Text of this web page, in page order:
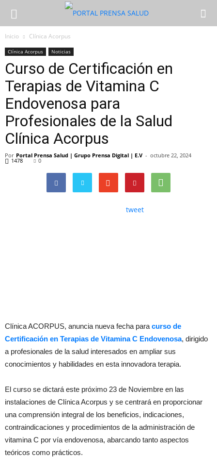
Inicio Clínica Acorpus
Clínica Acorpus Noticias
Curso de Certificación en
Terapias de Vitamina C
Endovenosa para
Profesionales de la Salud
Clínica Acorpus
Por Portal Prensa Salud | Grupo Prensa Digital | E.V - octubre 22, 2024
1478 0
tweet
Clínica ACORPUS, anuncia nueva fecha para curso de
Certificación en Terapias de Vitamina C Endovenosa, dirigido
a profesionales de la salud interesados en ampliar sus
conocimientos y habilidades en esta innovadora terapia.
El curso se dictará este próximo 23 de Noviembre en las
instalaciones de Clínica Acorpus y se centrará en proporcionar
una comprensión integral de los beneficios, indicaciones,
contraindicaciones y procedimientos de la administración de
vitamina C por vía endovenosa, abarcando tanto aspectos
teóricos como prácticos.